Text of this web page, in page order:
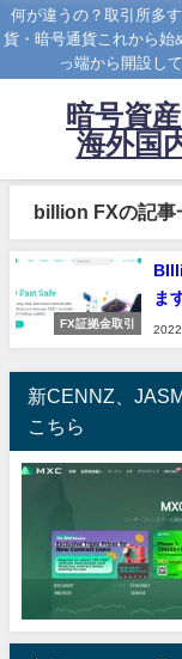
何が違うの？取引所多
貨・暗号通貨これから始
っ端から開設し
暗号資
海外国
billion FXの記事
FX証拠金取引
ま
2022
新CENNZ、
こちら